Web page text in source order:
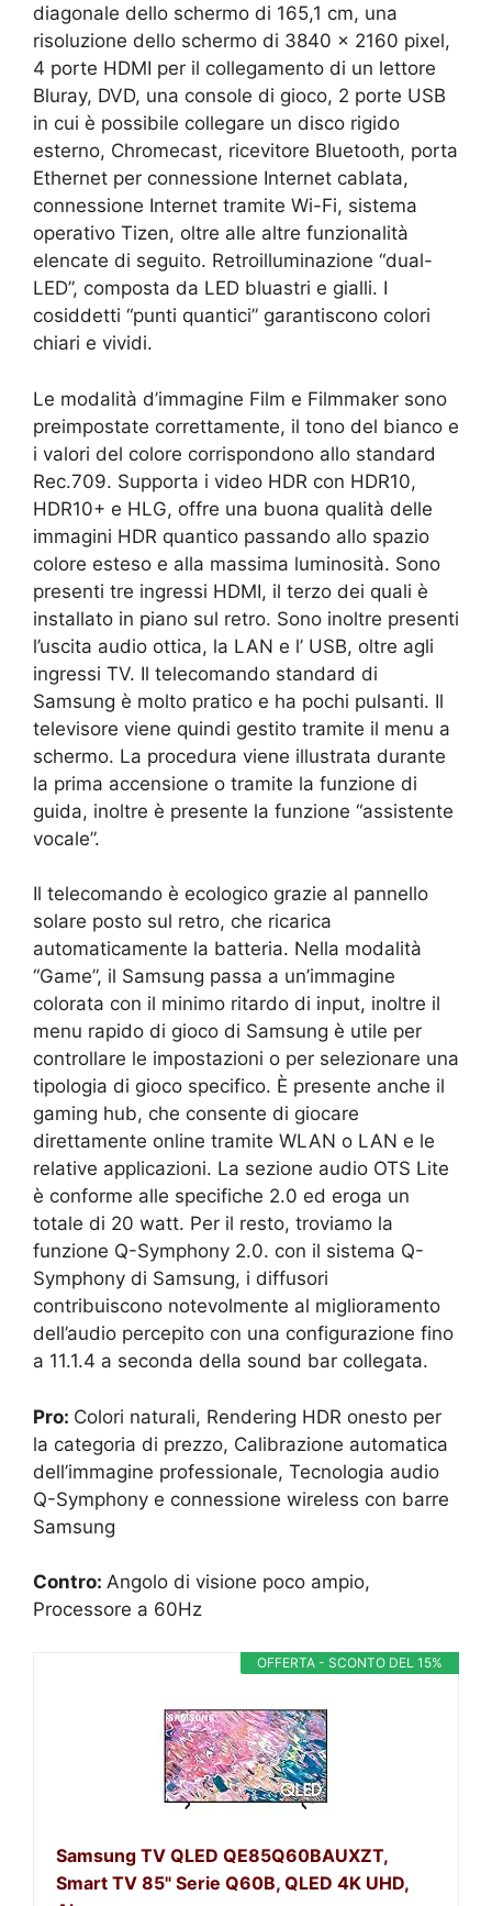
diagonale dello schermo di 165,1 cm, una
risoluzione dello schermo di 3840 x 2160 pixel,
4 porte HDMI per il collegamento di un lettore
Bluray, DVD, una console di gioco, 2 porte USB
in cui è possibile collegare un disco rigido
esterno, Chromecast, ricevitore Bluetooth, porta
Ethernet per connessione Internet cablata,
connessione Internet tramite Wi-Fi, sistema
operativo Tizen, oltre alle altre funzionalità
elencate di seguito. Retroilluminazione “dual-
LED”, composta da LED bluastri e gialli. I
cosiddetti “punti quantici” garantiscono colori
chiari e vividi.
Le modalità d’immagine Film e Filmmaker sono
preimpostate correttamente, il tono del bianco e
i valori del colore corrispondono allo standard
Rec.709. Supporta i video HDR con HDR10,
HDR10+ e HLG, offre una buona qualità delle
immagini HDR quantico passando allo spazio
colore esteso e alla massima luminosità. Sono
presenti tre ingressi HDMI, il terzo dei quali è
installato in piano sul retro. Sono inoltre presenti
l’uscita audio ottica, la LAN e l’ USB, oltre agli
ingressi TV. Il telecomando standard di
Samsung è molto pratico e ha pochi pulsanti. Il
televisore viene quindi gestito tramite il menu a
schermo. La procedura viene illustrata durante
la prima accensione o tramite la funzione di
guida, inoltre è presente la funzione “assistente
vocale”.
Il telecomando è ecologico grazie al pannello
solare posto sul retro, che ricarica
automaticamente la batteria. Nella modalità
“Game”, il Samsung passa a un’immagine
colorata con il minimo ritardo di input, inoltre il
menu rapido di gioco di Samsung è utile per
controllare le impostazioni o per selezionare una
tipologia di gioco specifico. È presente anche il
gaming hub, che consente di giocare
direttamente online tramite WLAN o LAN e le
relative applicazioni. La sezione audio OTS Lite
è conforme alle specifiche 2.0 ed eroga un
totale di 20 watt. Per il resto, troviamo la
funzione Q-Symphony 2.0. con il sistema Q-
Symphony di Samsung, i diffusori
contribuiscono notevolmente al miglioramento
dell’audio percepito con una configurazione fino
a 11.1.4 a seconda della sound bar collegata.
Pro: Colori naturali, Rendering HDR onesto per
la categoria di prezzo, Calibrazione automatica
dell’immagine professionale, Tecnologia audio
Q-Symphony e connessione wireless con barre
Samsung
Contro: Angolo di visione poco ampio,
Processore a 60Hz
OFFERTA - SCONTO DEL 15%
Samsung TV QLED QE85Q60BAUXZT,
Smart TV 85" Serie Q60B, QLED 4K UHD,